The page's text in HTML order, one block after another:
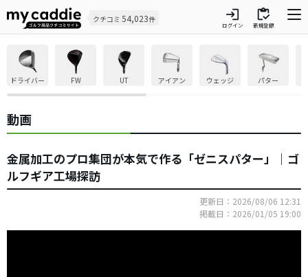
クチコミ 54,023件 login
ログイン
inventory
新規登録
ドライバー FW UT アイアン ウェッジ パター
動画
金属加工のプロ集団が本気で作る「ゼニスパター」｜ゴ
ルフギア工場探訪
更新日：2026/08/06 12:31
掲載日：2026/01/05 19:00